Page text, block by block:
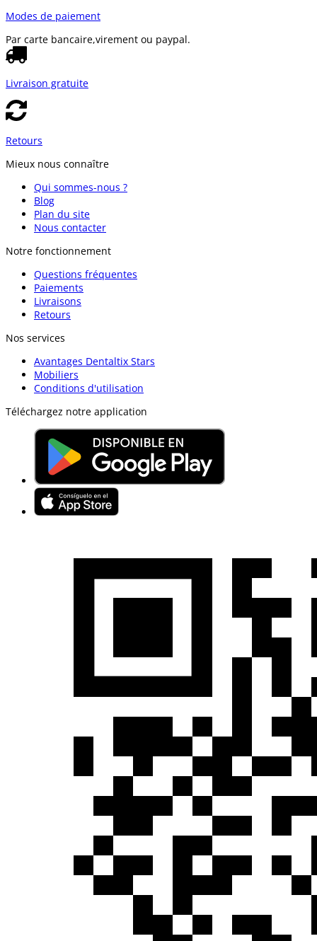
Modes de paiement
Par carte bancaire,virement ou paypal.
Livraison gratuite
Retours
Mieux nous connaître
Qui sommes-nous ?
Blog
Plan du site
Nous contacter
Notre fonctionnement
Questions fréquentes
Paiements
Livraisons
Retours
Nos services
Avantages Dentaltix Stars
Mobiliers
Conditions d'utilisation
Téléchargez notre application